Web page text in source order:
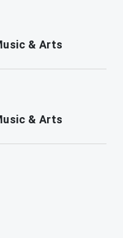
& Arts
& Arts